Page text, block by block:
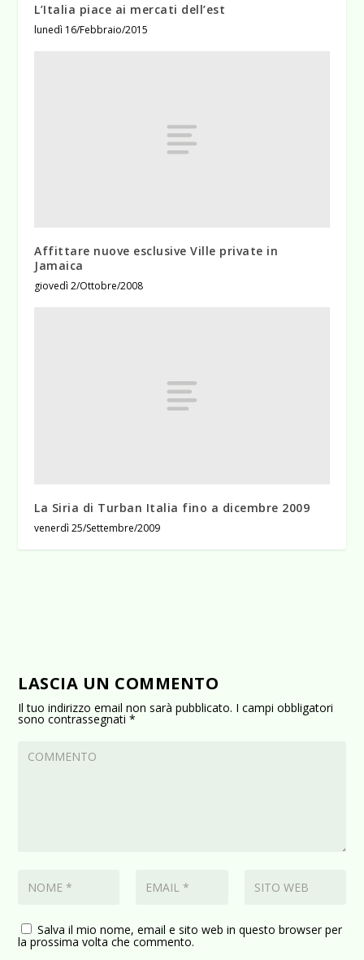
L’Italia piace ai mercati dell’est
lunedì 16/Febbraio/2015
Affittare nuove esclusive Ville private in
Jamaica
giovedì 2/Ottobre/2008
La Siria di Turban Italia fino a dicembre 2009
venerdì 25/Settembre/2009
LASCIA UN COMMENTO
Il tuo indirizzo email non sarà pubblicato. I campi obbligatori
sono contrassegnati*
Salva il mio nome, email e sito web in questo browser per
la prossima volta che commento.